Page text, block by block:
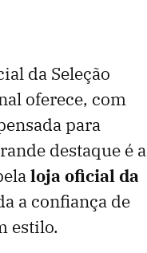
da Seleção
oferece, com
para
destaque é a
loja oficial da
a confiança de
estilo.